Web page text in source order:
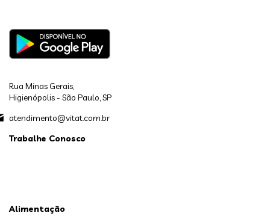
Rua Minas Gerais,
Higienópolis - São Paulo, SP
atendimento@vitat.com.br
Trabalhe Conosco
Alimentação